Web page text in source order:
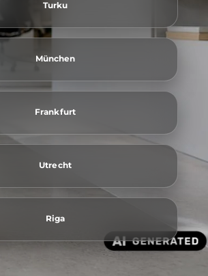
Turku
München
Frankfurt
Utrecht
Riga